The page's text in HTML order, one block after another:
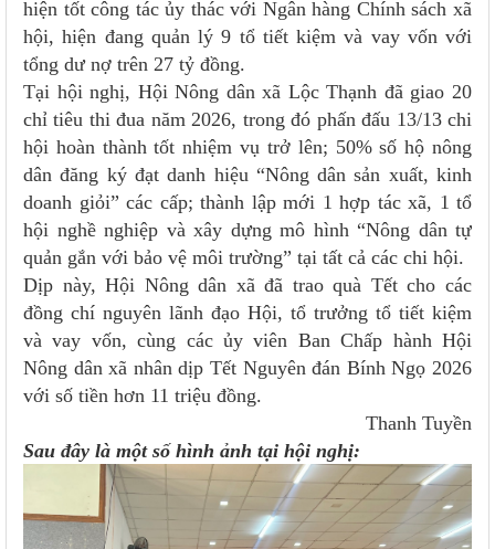
hiện tốt công tác ủy thác với Ngân hàng Chính sách xã
hội, hiện đang quản lý 9 tổ tiết kiệm và vay vốn với
tổng dư nợ trên 27 tỷ đồng.
Tại hội nghị, Hội Nông dân xã Lộc Thạnh đã giao 20
chỉ tiêu thi đua năm 2026, trong đó phấn đấu 13/13 chi
hội hoàn thành tốt nhiệm vụ trở lên; 50% số hộ nông
dân đăng ký đạt danh hiệu “Nông dân sản xuất, kinh
doanh giỏi” các cấp; thành lập mới 1 hợp tác xã, 1 tổ
hội nghề nghiệp và xây dựng mô hình “Nông dân tự
quản gắn với bảo vệ môi trường” tại tất cả các chi hội.
Dịp này, Hội Nông dân xã đã trao quà Tết cho các
đồng chí nguyên lãnh đạo Hội, tổ trưởng tổ tiết kiệm
và vay vốn, cùng các ủy viên Ban Chấp hành Hội
Nông dân xã nhân dịp Tết Nguyên đán Bính Ngọ 2026
với số tiền hơn 11 triệu đồng.
Thanh Tuyền
Sau đây là một số hình ảnh tại hội nghị: